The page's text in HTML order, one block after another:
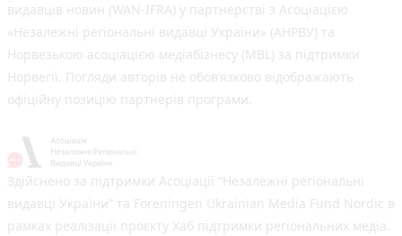
видавців новин (WAN-IFRA) у партнерстві з Асоціацією
«Незалежні регіональні видавці України» (АНРВУ) та
Норвезькою асоціацією медіабізнесу (MBL) за підтримки
Норвегії. Погляди авторів не обов’язково відображають
офіційну позицію партнерів програми.
Здійснено за підтримки Асоціації “Незалежні регіональні
видавці України” та Foreningen Ukrainian Media Fund Nordic в
рамках реалізації проєкту Хаб підтримки регіональних медіа.